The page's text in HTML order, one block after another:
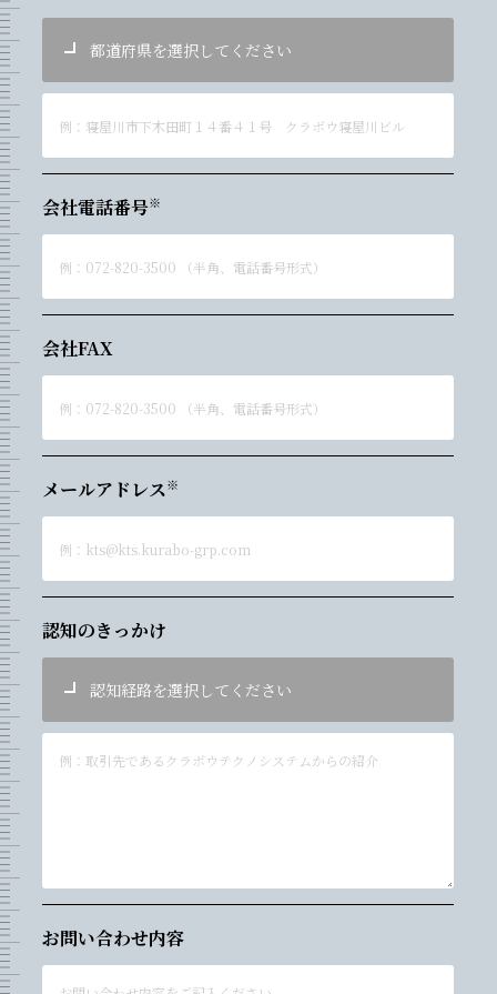
会社電話番号
会社FAX
メールアドレス
認知のきっかけ
お問い合わせ内容